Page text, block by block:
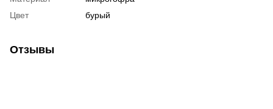
Цвет
бурый
Отзывы